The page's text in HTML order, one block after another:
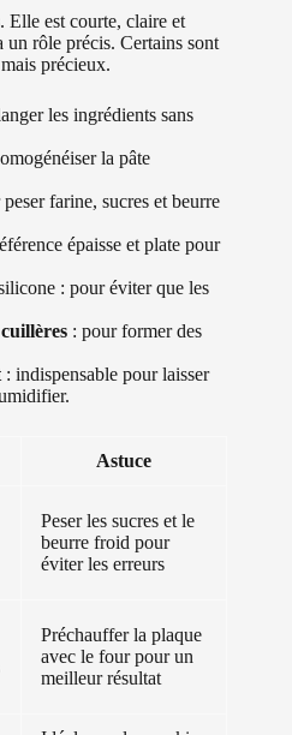
. Elle est courte, claire et
un rôle précis. Certains sont
précieux.
les ingrédients sans
la pâte
farine, sucres et beurre
épaisse et plate pour
: pour éviter que les
: pour former des
: indispensable pour laisser
Astuce
Peser les sucres et le
beurre froid pour
éviter les erreurs
Préchauffer la plaque
avec le four pour un
meilleur résultat